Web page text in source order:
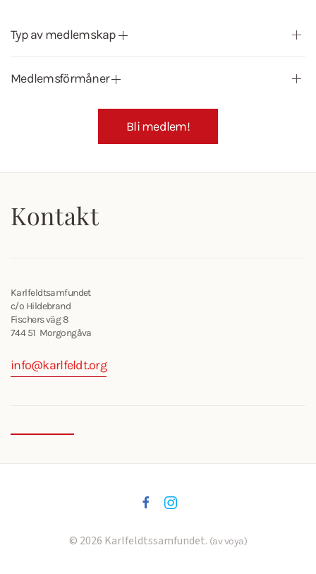
Typ av medlemskap
Medlemsförmåner
Bli medlem!
Kontakt
Karlfeldtsamfundet
c/o Hildebrand
Fischers väg 8
744 51 Morgongåva
info@karlfeldt.org
© 2026 Karlfeldtssamfundet. (av voya)